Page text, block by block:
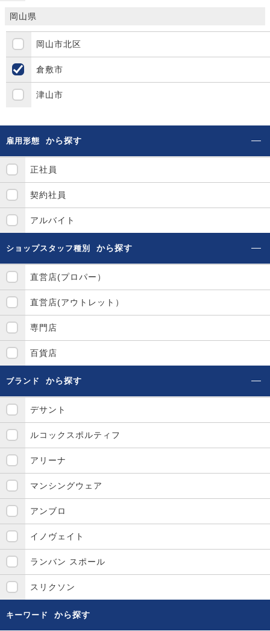
岡山県
岡山市北区
倉敷市
津山市
雇用形態 から探す
正社員
契約社員
アルバイト
ショップスタッフ種別 から探す
直営店(プロパー）
直営店(アウトレット）
専門店
百貨店
ブランド から探す
デサント
ルコックスポルティフ
アリーナ
マンシングウェア
アンブロ
イノヴェイト
ランバン スポール
スリクソン
キーワード から探す